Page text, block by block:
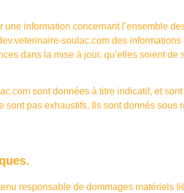
une information concernant l’ensemble
soulac.com des
dans la mise à jour, qu’elles soient
sont données à titre indicatif, et
sont pas exhaustifs. Ils sont donnés sous
responsable de dommages matériels